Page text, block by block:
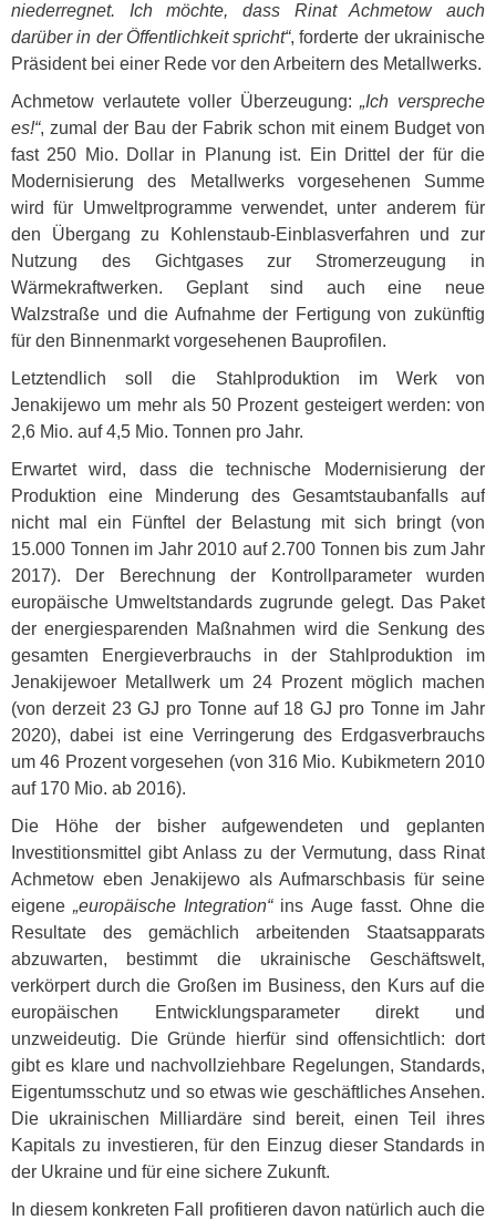
niederregnet. Ich möchte, dass Rinat Achmetow auch
darüber in der Öffentlichkeit spricht“, forderte der ukrainische
Präsident bei einer Rede vor den Arbeitern des Metallwerks.
Achmetow verlautete voller Überzeugung:„Ich verspreche
es!“, zumal der Bau der Fabrik schon mit einem Budget von
fast 250 Mio. Dollar in Planung ist. Ein Drittel der für die
Modernisierung des Metallwerks vorgesehenen Summe
wird für Umweltprogramme verwendet, unter anderem für
den Übergang zu Kohlenstaub-Einblasverfahren und zur
Nutzung des Gichtgases zur Stromerzeugung in
Wärmekraftwerken. Geplant sind auch eine neue
Walzstraße und die Aufnahme der Fertigung von zukünftig
für den Binnenmarkt vorgesehenen Bauprofilen.
Letztendlich soll die Stahlproduktion im Werk von
Jenakijewo um mehr als 50 Prozent gesteigert werden: von
2,6 Mio. auf 4,5 Mio. Tonnen pro Jahr.
Erwartet wird, dass die technische Modernisierung der
Produktion eine Minderung des Gesamtstaubanfalls auf
nicht mal ein Fünftel der Belastung mit sich bringt (von
15.000 Tonnen im Jahr 2010 auf 2.700 Tonnen bis zum Jahr
2017). Der Berechnung der Kontrollparameter wurden
europäische Umweltstandards zugrunde gelegt. Das Paket
der energiesparenden Maßnahmen wird die Senkung des
gesamten Energieverbrauchs in der Stahlproduktion im
Jenakijewoer Metallwerk um 24 Prozent möglich machen
(von derzeit 23 GJ pro Tonne auf 18 GJ pro Tonne im Jahr
2020), dabei ist eine Verringerung des Erdgasverbrauchs
um 46 Prozent vorgesehen (von 316 Mio. Kubikmetern 2010
auf 170 Mio. ab 2016).
Die Höhe der bisher aufgewendeten und geplanten
Investitionsmittel gibt Anlass zu der Vermutung, dass Rinat
Achmetow eben Jenakijewo als Aufmarschbasis für seine
eigene„europäische Integration“ins Auge fasst. Ohne die
Resultate des gemächlich arbeitenden Staatsapparats
abzuwarten, bestimmt die ukrainische Geschäftswelt,
verkörpert durch die Großen im Business, den Kurs auf die
europäischen Entwicklungsparameter direkt und
unzweideutig. Die Gründe hierfür sind offensichtlich: dort
gibt es klare und nachvollziehbare Regelungen, Standards,
Eigentumsschutz und so etwas wie geschäftliches Ansehen.
Die ukrainischen Milliardäre sind bereit, einen Teil ihres
Kapitals zu investieren, für den Einzug dieser Standards in
der Ukraine und für eine sichere Zukunft.
In diesem konkreten Fall profitieren davon natürlich auch die